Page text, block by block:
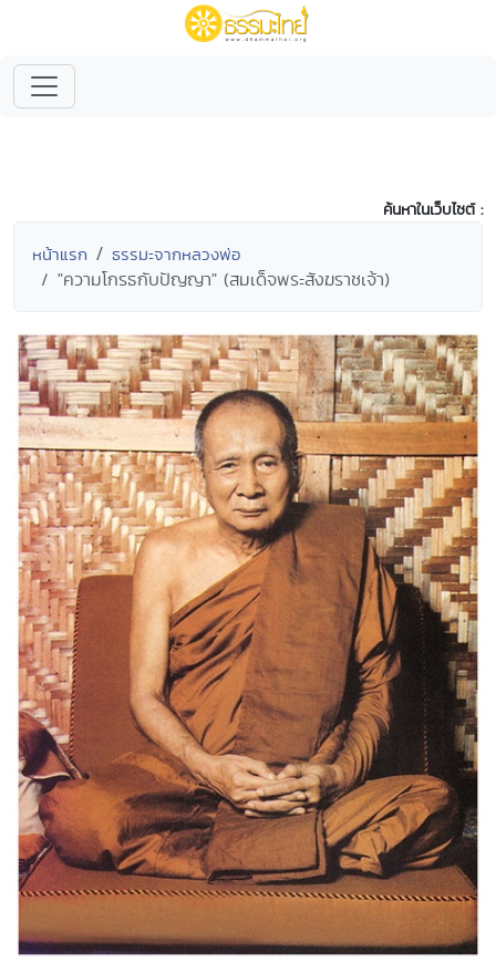
ค้นหาในเว็บไซต์ :
หน้าแรก ธรรมะจากหลวงพ่อ
"ความโกรธกับปัญญา" (สมเด็จพระสังฆราชเจ้า)